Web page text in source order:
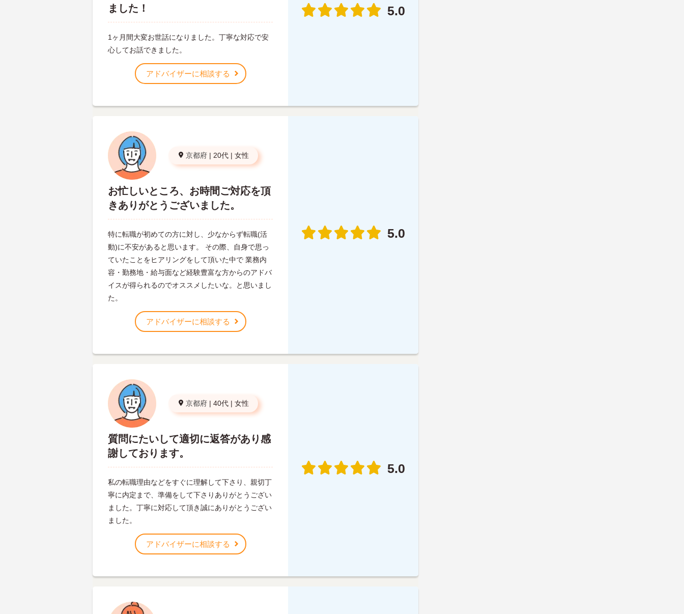
ました！
1ヶ月間大変お世話になりました。丁寧な対応で安
心してお話できました。
アドバイザーに相談する
5.0
京都府 | 20代 | 女性
お忙しいところ、お時間ご対応を頂
きありがとうございました。
特に転職が初めての方に対し、少なからず転職(活
動)に不安があると思います。 その際、自身で思っ
ていたことをヒアリングをして頂いた中で 業務内
容・勤務地・給与面など経験豊富な方からのアドバ
イスが得られるのでオススメしたいな。と思いまし
た。
アドバイザーに相談する
5.0
京都府 | 40代 | 女性
質問にたいして適切に返答があり感
謝しております。
私の転職理由などをすぐに理解して下さり、親切丁
寧に内定まで、準備をして下さりありがとうござい
ました。丁寧に対応して頂き誠にありがとうござい
ました。
アドバイザーに相談する
5.0